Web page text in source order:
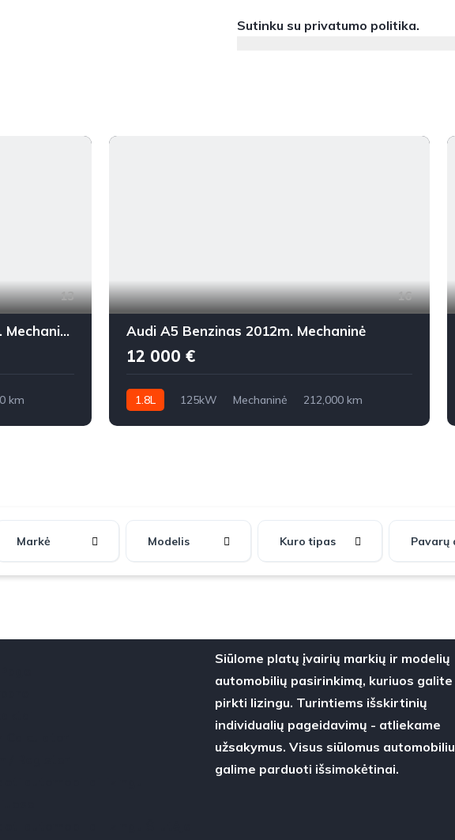
Sutinku su privatumo politika.
13
Skoda Octavia Dyzelinas 2010m. Mechaninė
km
16
Audi A5 Benzinas 2012m. Mechaninė
12 000 €
1.8L 125kW Mechaninė
212,000 km
Markė Modelis Kuro tipas
Siūlome platų įvairių markių ir modelių
automobilių pasirinkimą, kuriuos galite
pirkti lizingu. Turintiems išskirtinių
individualių pageidavimų - atliekame
užsakymus. Visus siūlomus
galime parduoti išsimokėtinai.